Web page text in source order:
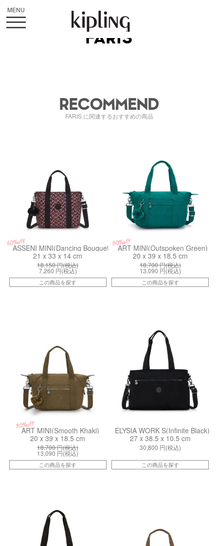
FARIS
RECOMMEND
FARIS に関連するおすすめの商品
60%off
ASSENI MINI(Dancing Bouquet)
21 x 33 x 14 cm
18,150円(税込)
7,260 円(税込)
この商品を探す
30%off
ART MINI(Outspoken Green)
20 x 39 x 18.5 cm
18,700円(税込)
13,090 円(税込)
この商品を探す
30%off
ART MINI(Smooth Khaki)
20 x 39 x 18.5 cm
18,700円(税込)
13,090 円(税込)
この商品を探す
ELYSIA WORK S(Infinite Black)
27 x 38.5 x 10.5 cm
30,800 円(税込)
この商品を探す